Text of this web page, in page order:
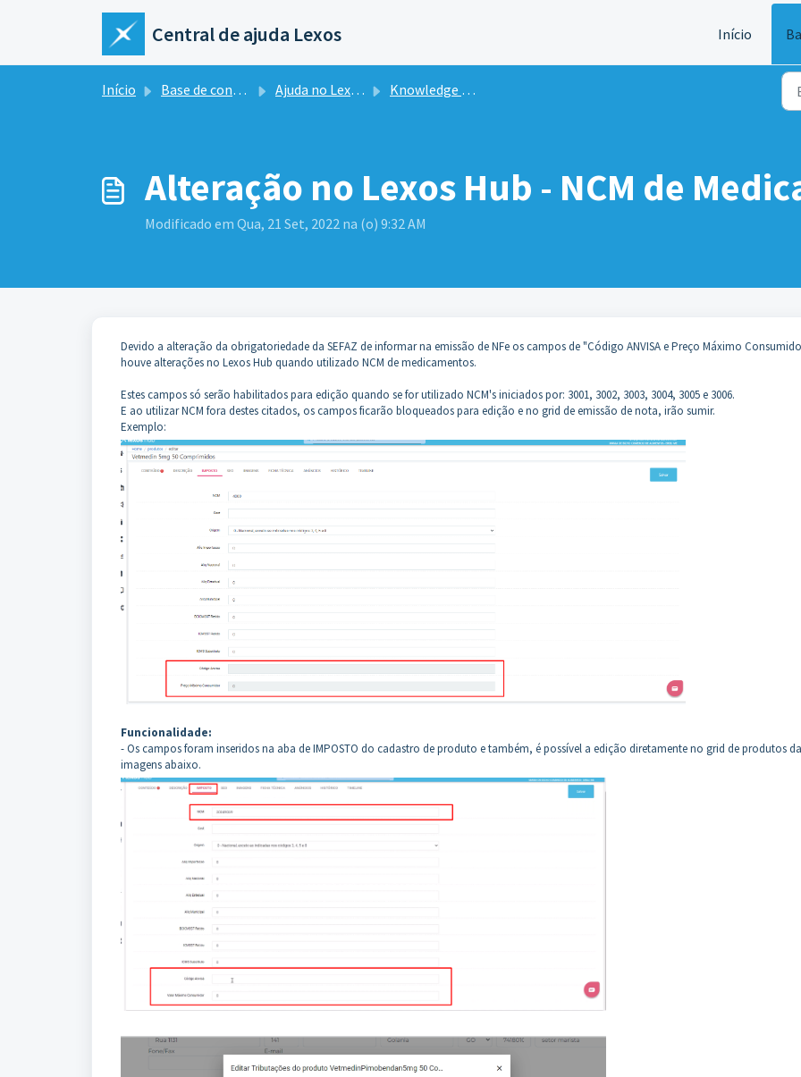
Ir para o conteúdo principal
Central de ajuda Lexos Início
Início Base de conhecimento Ajuda no Lexos ERP Knowledge Base
Alteração no Lexos Hub - NCM de
Modificado em Qua, 21 Set, 2022 na (o) 9:32 AM
Devido a alteração da obrigatoriedade da SEFAZ de informar na emissão de NFe os campos de "Código ANVISA e Preço Máximo
houve alterações no Lexos Hub quando utilizado NCM de medicamentos.
Estes campos só serão habilitados para edição quando se for utilizado NCM's iniciados por: 3001, 3002, 3003, 3004, 3005 e 3006.
E ao utilizar NCM fora destes citados, os campos ficarão bloqueados para edição e no grid de emissão de nota, irão sumir.
Exemplo:
Funcionalidade:
- Os campos foram inseridos na aba de IMPOSTO do cadastro de produto e também, é possível a edição diretamente no grid de produtos
imagens abaixo.